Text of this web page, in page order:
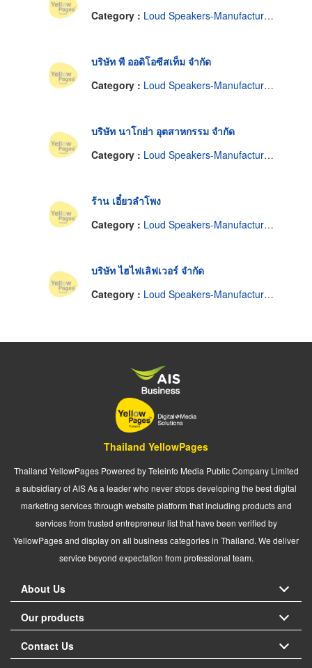
Category : Loud Speakers-Manufactures
บริษัท พี ออดิโอซีสเท็ม จำกัด
Category : Loud Speakers-Manufactures
บริษัท นาโกย่า อุตสาหกรรม จำกัด
Category : Loud Speakers-Manufactures
ร้าน เอี๋ยวลำโพง
Category : Loud Speakers-Manufactures
บริษัท ไฮไฟเลิฟเวอร์ จำกัด
Category : Loud Speakers-Manufactures
Thailand YellowPages
Thailand YellowPages Powered by Teleinfo Media Public Company Limited
a subsidiary of AIS As a leader who never stops developing the best digital
marketing services through website platform that including products and
services from trusted entrepreneur list that have been verified by
YellowPages and display on all business categories in Thailand. We deliver
service beyond expectation from professional team.
About Us
Our products
Contact Us